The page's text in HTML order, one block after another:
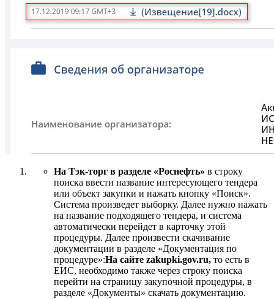
На Тэк-торг в разделе «Роснефть» в строку
поиска ввести название интересующего тендера
или объект закупки и нажать кнопку «Поиск».
Система произведет выборку. Далее нужно нажать
на название подходящего тендера, и система
автоматически перейдет в карточку этой
процедуры. Далее произвести скачивание
документации в разделе «Документация по
процедуре»:На сайте zakupki.gov.ru, то есть в
ЕИС, необходимо также через строку поиска
перейти на страницу закупочной процедуры, в
разделе «Документы» скачать документацию.